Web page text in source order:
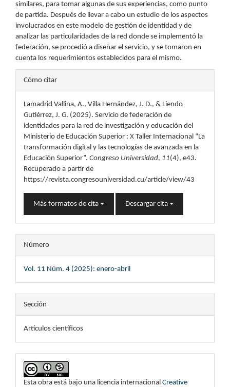
similares, para tomar algunas de sus experiencias, como punto
de partida. Después de llevar a cabo un estudio de los aspectos
involucrados en este modelo de gestión de identidad y de
analizar las particularidades de la red donde se implementó la
federación, se procedió a diseñar el servicio, y se tomaron en
cuenta los requerimientos establecidos para el mismo.
Detalles
del
artículo
Cómo citar
Lamadrid Vallina, A., Villa Hernández, J. D., & Liendo
Gutiérrez, J. G. (2025). Servicio de federación de
identidades para la red de investigación y educación del
Ministerio de Educación Superior : X Taller Internacional “La
transformación digital y las tecnologías de avanzada en la
Educación Superior”. Congreso Universidad, 11(4), e43.
Recuperado a partir de
https://revista.congresouniversidad.cu/article/view/43
Más formatos de cita Descargar cita
Número
Vol. 11 Núm. 4 (2025): enero-abril
Sección
Artículos científicos
Esta obra está bajo una licencia internacional Creative